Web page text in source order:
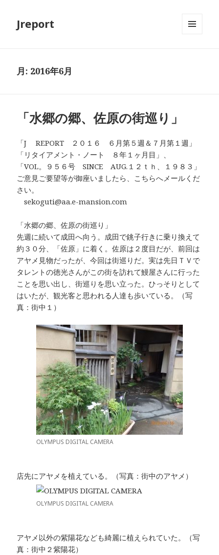
Jreport
月: 2016年6月
「水郷の郷、佐原の街巡り」
「J REPORT ２０１６ ６月第５週＆７月第１週」
「リタイアメント・ノート ８年１ヶ月目」、
「VOL。９５６号 SINCE AUG.１２ｔｈ、１９８３」
ご意見ご要望等が御座いましたら、こちらへメールくだ
さい。
sekoguti@aa.e-mansion.com
「水郷の郷、佐原の街巡り」
先週に続いて成田へ向う。成田で銚子行きに乗り換えて
約３０分、「佐原」に着く。佐原は２度目だが、前回は
アヤメ見物だったが、今回は街巡りだ。実は先日ＴＶで
タレントの徳光さんがこの街を訪れて鰻屋さんに行った
ことを思い出し、街巡りを思い立った。ひっそりとして
はいたが、観光客と思われる人達も歩いている。（写
真：街中１）
OLYMPUS DIGITAL CAMERA
店先にアヤメを植えている。（写真：街中のアヤメ）
OLYMPUS DIGITAL CAMERA
アヤメ以外の紫陽花なども綺麗に植えられていた。（写
真：街中２紫陽花）